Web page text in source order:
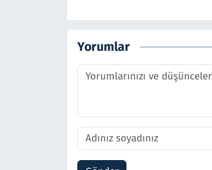
Yorumlar